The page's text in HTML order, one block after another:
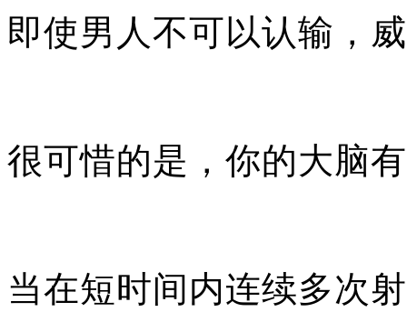
即使男人不可以认输，
很可惜的是，你的大脑
当在短时间内连续多次